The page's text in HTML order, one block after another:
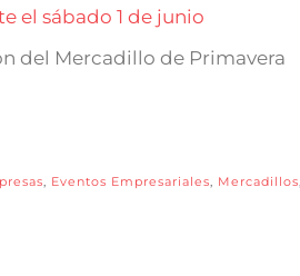
del Mercadillo de Primavera
Eventos Empresariales Mercadillos